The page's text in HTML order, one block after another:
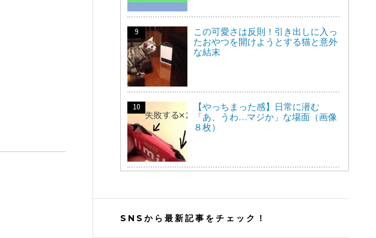
この可愛さは反則！引き出しに入っ
たおやつを開けようとする猫と意外
な結末
【やっちまった感】日常に潜む
「あ、うわ…マジか」な場面（画像
８枚）
SNSから最新記事をチェック！